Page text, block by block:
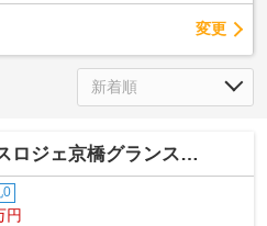
変更
ジェ京橋グランスクエア
0
円